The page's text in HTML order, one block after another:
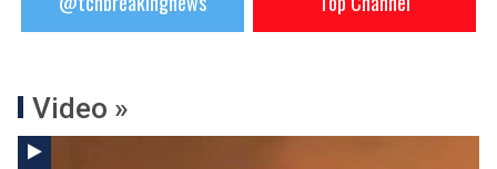
Video »